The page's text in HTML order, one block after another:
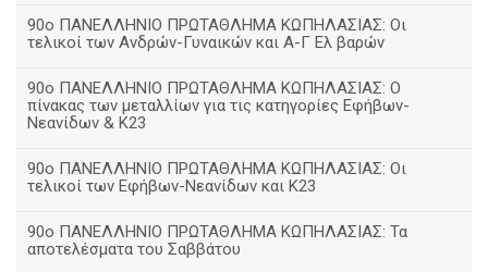
90ο ΠΑΝΕΛΛΗΝΙΟ ΠΡΩΤΑΘΛΗΜΑ ΚΩΠΗΛΑΣΙΑΣ: Οι
τελικοί των Ανδρών-Γυναικών και Α-Γ Ελ βαρών
90ο ΠΑΝΕΛΛΗΝΙΟ ΠΡΩΤΑΘΛΗΜΑ ΚΩΠΗΛΑΣΙΑΣ: Ο
πίνακας των μεταλλίων για τις κατηγορίες Εφήβων-
Νεανίδων & Κ23
90ο ΠΑΝΕΛΛΗΝΙΟ ΠΡΩΤΑΘΛΗΜΑ ΚΩΠΗΛΑΣΙΑΣ: Οι
τελικοί των Εφήβων-Νεανίδων και Κ23
90o ΠΑΝΕΛΛΗΝΙΟ ΠΡΩΤΑΘΛΗΜΑ ΚΩΠΗΛΑΣΙΑΣ: Τα
αποτελέσματα του Σαββάτου